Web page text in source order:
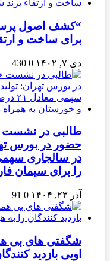
“کشف اصول
برای ساخت و
دی ۷, ۱۴۰۲ 0
430
طالبی در نشست
را برای سیمان
آذر ۲۳, ۱۴۰۴ 0
91
شگفتی های بی
اویی بازدید